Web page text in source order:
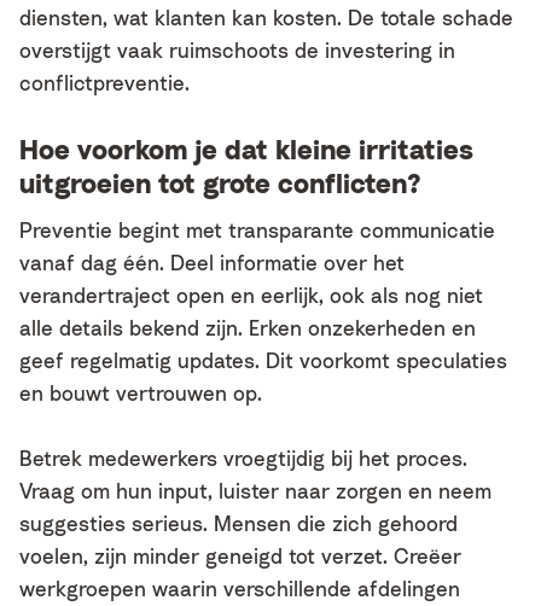
diensten, wat klanten kan kosten. De totale schade
overstijgt vaak ruimschoots de investering in
conflictpreventie.
Hoe voorkom je dat kleine irritaties
uitgroeien tot grote conflicten?
Preventie begint met transparante communicatie
vanaf dag één. Deel informatie over het
verandertraject open en eerlijk, ook als nog niet
alle details bekend zijn. Erken onzekerheden en
geef regelmatig updates. Dit voorkomt speculaties
en bouwt vertrouwen op.
Betrek medewerkers vroegtijdig bij het proces.
Vraag om hun input, luister naar zorgen en neem
suggesties serieus. Mensen die zich gehoord
voelen, zijn minder geneigd tot verzet. Creëer
werkgroepen waarin verschillende afdelingen